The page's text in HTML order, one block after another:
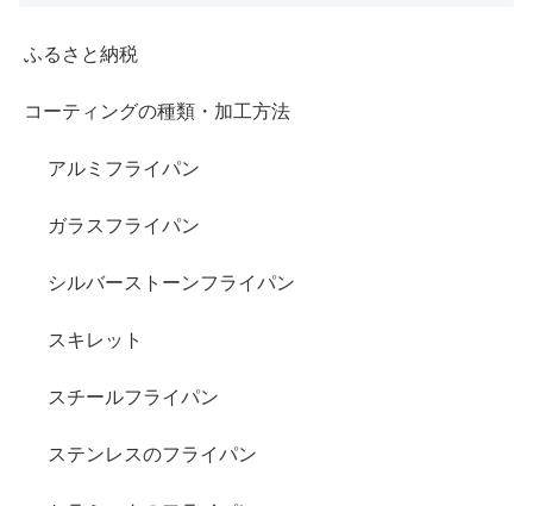
ふるさと納税
コーティングの種類・加工方法
アルミフライパン
ガラスフライパン
シルバーストーンフライパン
スキレット
スチールフライパン
ステンレスのフライパン